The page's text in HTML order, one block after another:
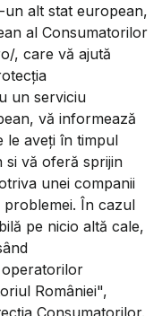
alt stat european,
al Consumatorilor
, care vă ajută
un serviciu
vă informează
le aveţi în timpul
si vă oferă sprijin
unei companii
În cazul
pe nicio altă cale,
României",